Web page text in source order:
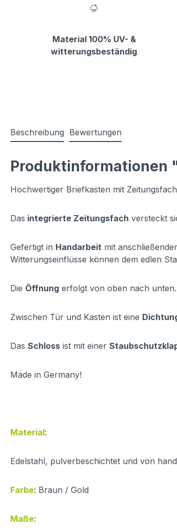
Material 100% UV- &
witterungsbeständig
Beschreibung Bewertungen
Produktinformationen
Hochwertiger Briefkasten mit
Das integrierte Zeitungsfach versteckt
Gefertigt in Handarbeit mit
Witterungseinflüsse können dem edlen
Die Öffnung erfolgt von oben nach
Zwischen Tür und Kasten ist eine
Das Schloss ist mit einer
Made in Germany!
Material:
Edelstahl, pulverbeschichtet und von
Farbe: Braun / Gold
Maße: